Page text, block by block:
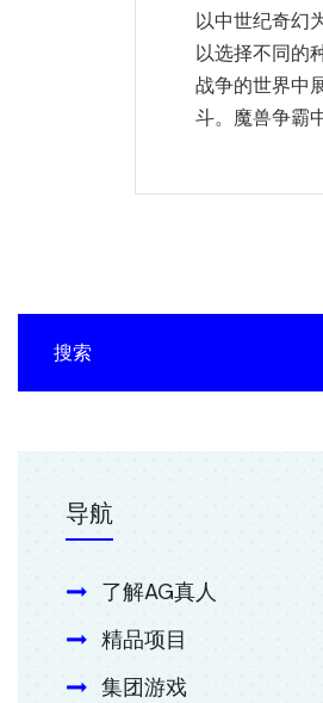
以中世纪奇幻
以选择不同的
战争的世界中
斗。魔兽争霸
导航
了解AG真人
精品项目
集团游戏